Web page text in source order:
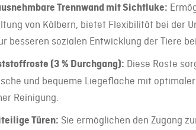
Trennwand mit Sichtluke:
von Kälbern, bietet Flexibilität bei der
besseren sozialen Entwicklung der Tiere bei.
(3 % Durchgang): Diese Roste
und bequeme Liegefläche mit
Reinigung.
Türen: Sie ermöglichen den Zugang